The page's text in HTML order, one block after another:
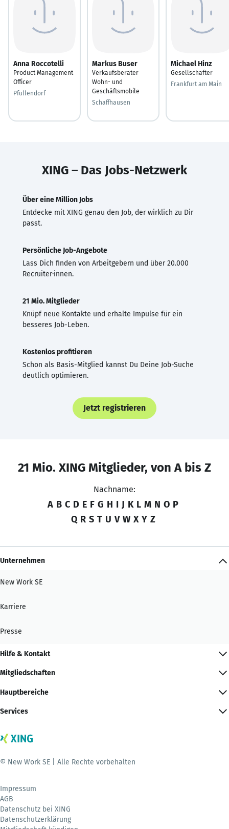
Anna Roccotelli
Product Management
Officer
Pfullendorf
Markus Buser
Verkaufsberater
Wohn- und
Geschäftsmobile
Schaffhausen
Michael Hinz
Gesellschafter
Frankfurt am Main
XING – Das Jobs-Netzwerk
Über eine Million Jobs
Entdecke mit XING genau den Job, der wirklich zu Dir
passt.
Persönliche Job-Angebote
Lass Dich finden von Arbeitgebern und über 20.000
Recruiter·innen.
21 Mio. Mitglieder
Knüpf neue Kontakte und erhalte Impulse für ein
besseres Job-Leben.
Kostenlos profitieren
Schon als Basis-Mitglied kannst Du Deine Job-Suche
deutlich optimieren.
Jetzt registrieren
21 Mio. XING Mitglieder, von A bis Z
Nachname:
A B C D E F G H I J K L M N O P
Q R S T U V W X Y Z
Unternehmen
New Work SE
Karriere
Presse
Hilfe & Kontakt
Mitgliedschaften
Hauptbereiche
Services
© New Work SE | Alle Rechte vorbehalten
Impressum
AGB
Datenschutz bei XING
Datenschutzerklärung